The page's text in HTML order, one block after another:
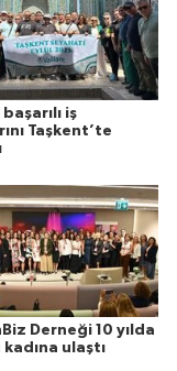
iş
Taşkent’te
Derneği 10 yılda
ulaştı